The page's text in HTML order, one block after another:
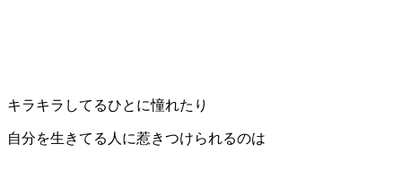
キラキラしてるひとに憧れたり
自分を生きてる人に惹きつけられるのは